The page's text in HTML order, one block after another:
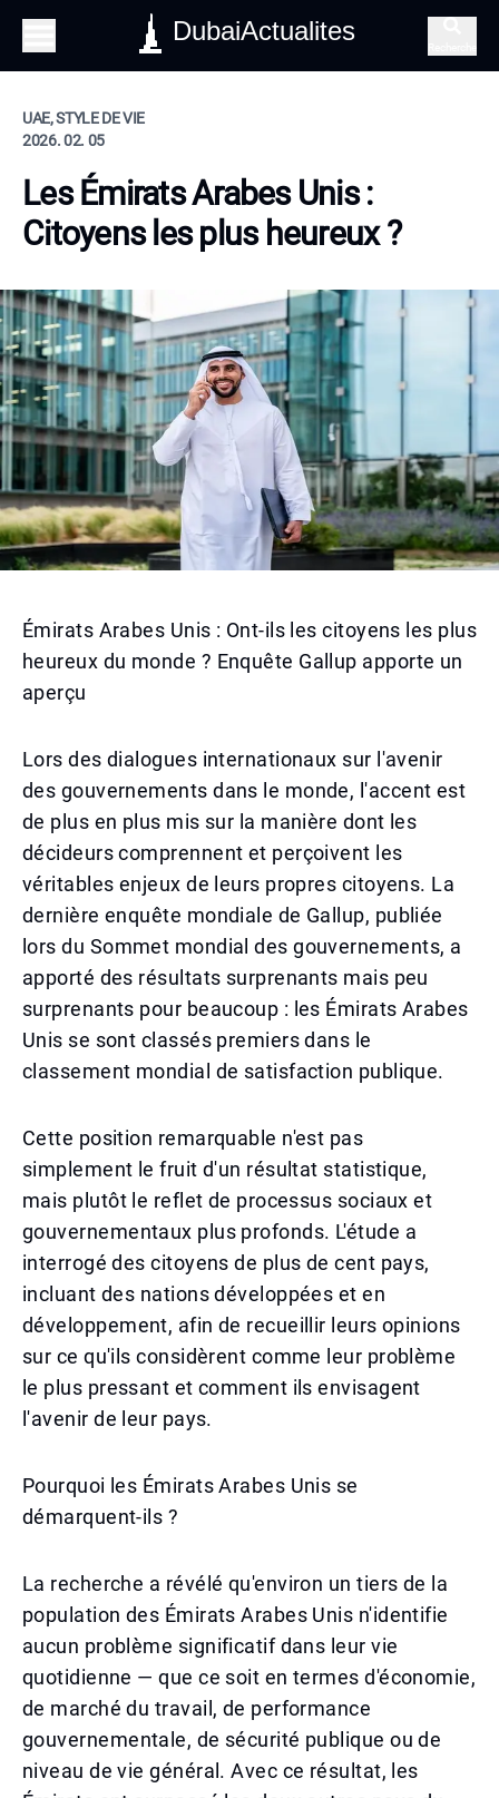
DubaiActualites
UAE, STYLE DE VIE
2026. 02. 05
Les Émirats Arabes Unis :
Citoyens les plus heureux ?
Émirats Arabes Unis : Ont-ils les citoyens les plus
heureux du monde ? Enquête Gallup apporte un
aperçu
Lors des dialogues internationaux sur l'avenir
des gouvernements dans le monde, l'accent est
de plus en plus mis sur la manière dont les
décideurs comprennent et perçoivent les
véritables enjeux de leurs propres citoyens. La
dernière enquête mondiale de Gallup, publiée
lors du Sommet mondial des gouvernements, a
apporté des résultats surprenants mais peu
surprenants pour beaucoup : les Émirats Arabes
Unis se sont classés premiers dans le
classement mondial de satisfaction publique.
Cette position remarquable n'est pas
simplement le fruit d'un résultat statistique,
mais plutôt le reflet de processus sociaux et
gouvernementaux plus profonds. L'étude a
interrogé des citoyens de plus de cent pays,
incluant des nations développées et en
développement, afin de recueillir leurs opinions
sur ce qu'ils considèrent comme leur problème
le plus pressant et comment ils envisagent
l'avenir de leur pays.
Pourquoi les Émirats Arabes Unis se
démarquent-ils ?
La recherche a révélé qu'environ un tiers de la
population des Émirats Arabes Unis n'identifie
aucun problème significatif dans leur vie
quotidienne — que ce soit en termes d'économie,
de marché du travail, de performance
gouvernementale, de sécurité publique ou de
niveau de vie général. Avec ce résultat, les